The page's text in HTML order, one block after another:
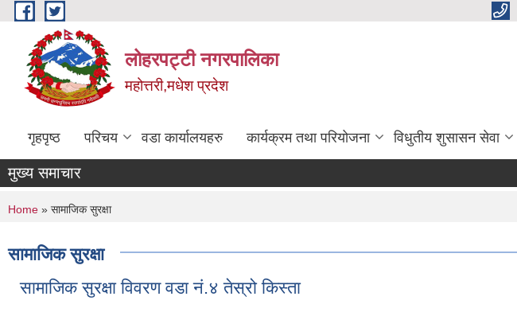
Skip to main content
लोहरपट्टी नगरपालिका
महोत्तरी,मधेश प्रदेश
गृहपृष्ठ परिचय वडा कार्यालयहरु कार्यक्रम तथा परियोजना विधुतीय शुसासन सेवा
मुख्य समाचार
You are here
Home » सामाजिक सुरक्षा
सामाजिक सुरक्षा
सामाजिक सुरक्षा विवरण वडा नं.४ तेस्रो किस्ता